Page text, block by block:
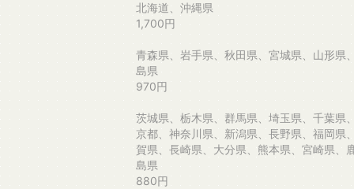
北海道、沖縄県
1,700円
青森県、岩手県、秋田県、宮城県、山形県
島県
970円
茨城県、栃木県、群馬県、埼玉県、千葉県
京都、神奈川県、新潟県、長野県、福岡県
賀県、長崎県、大分県、熊本県、宮崎県、
島県
880円